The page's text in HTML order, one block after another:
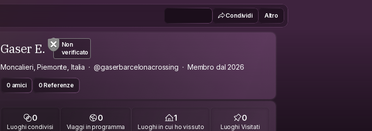
Condividi Altro
Gaser E.
Non
verificato
Moncalieri, Piemonte, Italia @gaserbarcelonacrossing Membro dal 2026
0 amici 0 Referenze
0
Luoghi condivisi
0
Viaggi in programma
1
Luoghi in cui ho vissuto
0
Luoghi Visitati